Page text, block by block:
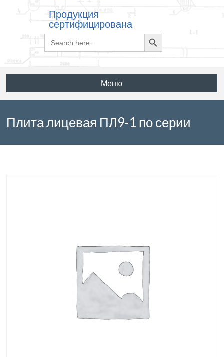
Продукция
сертифицирована
Search
for:
Search
Button
Меню
Плита лицевая ПЛ9-1 по серии